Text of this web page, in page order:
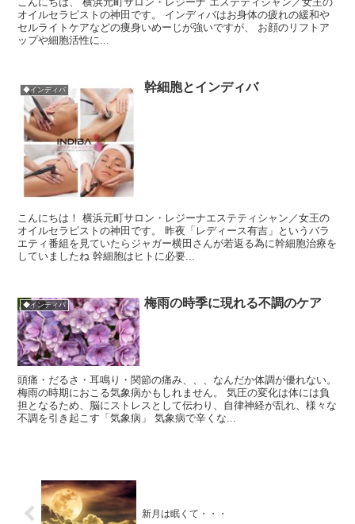
オイルセラピストの神田です。 インディバはお身体の疲れの緩和や
セルライトケアなどの痩身いめーじが強いですが、 お顔のリフトア
ップや細胞活性に...
◆インディバ 幹細胞とインディバ
こんにちは！ 横浜元町サロン・レジーナエステティシャン／女王の
オイルセラピストの神田です。 昨夜「レディース有吉」というバラ
エティ番組を見ていたらジャガー横田さんが若返る為に幹細胞治療を
していましたね 幹細胞はヒトに必要...
◆インディバ 梅雨の時季に現れる不調のケア
頭痛・だるさ・耳鳴り・関節の痛み、、、なんだか体調が優れない。
梅雨の時期におこる気象病かもしれません。 気圧の変化は体には負
担となるため、脳にストレスとして伝わり、自律神経が乱れ、様々な
不調を引き起こす「気象病」 気象病で辛くな...
新月は眠くて・・・